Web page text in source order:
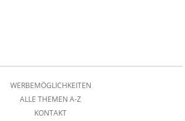
WERBEMÖGLICHKEITEN
ALLE THEMEN A-Z
KONTAKT